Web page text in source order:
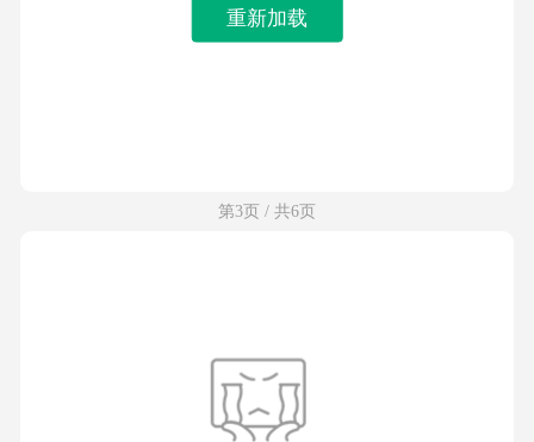
重新加载
第3页 / 共6页